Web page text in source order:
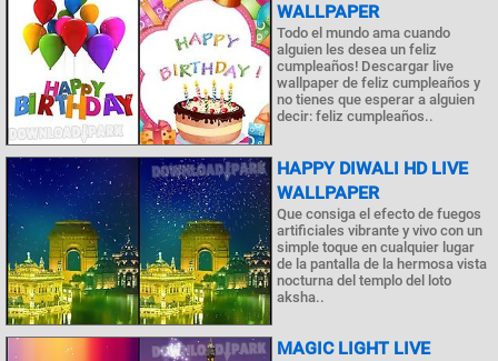
WALLPAPER
Todo el mundo ama cuando
alguien les desea un feliz
cumpleaños! Descargar live
wallpaper de feliz cumpleaños y
no tienes que esperar a alguien
decir: feliz cumpleaños..
HAPPY DIWALI HD LIVE
WALLPAPER
Que consiga el efecto de fuegos
artificiales vibrante y vivo con un
simple toque en cualquier lugar
de la pantalla de la hermosa vista
nocturna del templo del loto
aksha..
MAGIC LIGHT LIVE